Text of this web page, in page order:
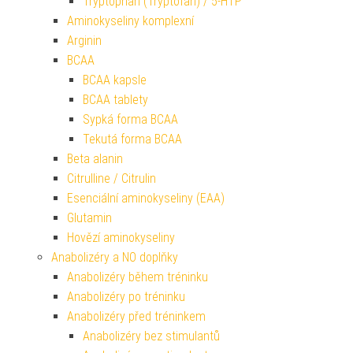
Aminokyseliny komplexní
Arginin
BCAA
BCAA kapsle
BCAA tablety
Sypká forma BCAA
Tekutá forma BCAA
Beta alanin
Citrulline / Citrulin
Esenciální aminokyseliny (EAA)
Glutamin
Hovězí aminokyseliny
Anabolizéry a NO doplňky
Anabolizéry během tréninku
Anabolizéry po tréninku
Anabolizéry před tréninkem
Anabolizéry bez stimulantů